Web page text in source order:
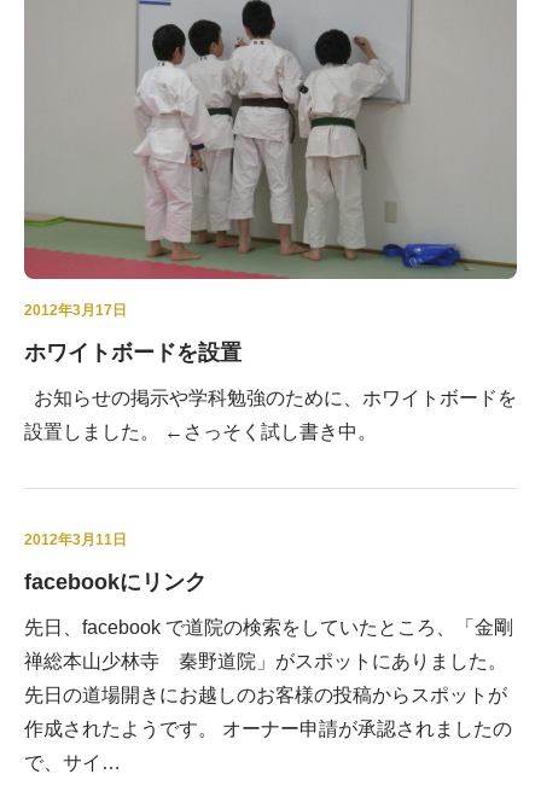
2012年3月17日
ホワイトボードを設置
お知らせの掲示や学科勉強のために、ホワイトボードを
設置しました。 ←さっそく試し書き中。
2012年3月11日
facebookにリンク
先日、facebook で道院の検索をしていたところ、「金剛
禅総本山少林寺 秦野道院」がスポットにありました。
先日の道場開きにお越しのお客様の投稿からスポットが
作成されたようです。 オーナー申請が承認されましたの
で、サイ…